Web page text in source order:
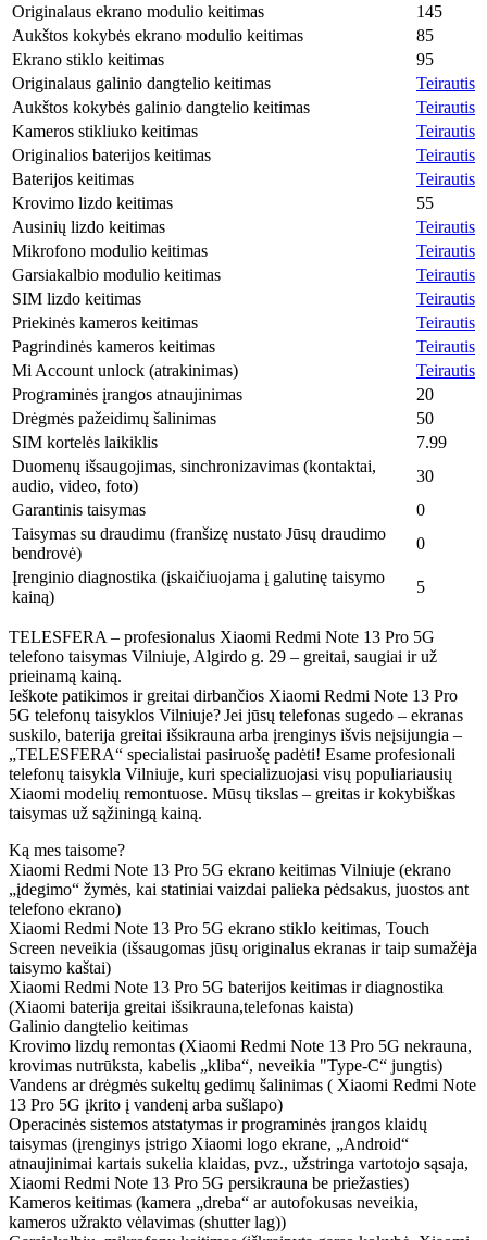
Originalaus ekrano modulio keitimas
145
Aukštos kokybės ekrano modulio keitimas
85
Ekrano stiklo keitimas
95
Originalaus galinio dangtelio keitimas
Teirautis
Aukštos kokybės galinio dangtelio keitimas
Teirautis
Kameros stikliuko keitimas
Teirautis
Originalios baterijos keitimas
Teirautis
Baterijos keitimas
Teirautis
Krovimo lizdo keitimas
55
Ausinių lizdo keitimas
Teirautis
Mikrofono modulio keitimas
Teirautis
Garsiakalbio modulio keitimas
Teirautis
SIM lizdo keitimas
Teirautis
Priekinės kameros keitimas
Teirautis
Pagrindinės kameros keitimas
Teirautis
Mi Account unlock (atrakinimas)
Teirautis
Programinės įrangos atnaujinimas
20
Drėgmės pažeidimų šalinimas
50
SIM kortelės laikiklis
7.99
Duomenų išsaugojimas, sinchronizavimas (kontaktai,
audio, video, foto)
30
Garantinis taisymas
0
Taisymas su draudimu (franšizę nustato Jūsų draudimo
bendrovė)
0
Įrenginio diagnostika (įskaičiuojama į galutinę taisymo
kainą)
5
TELESFERA – profesionalus Xiaomi Redmi Note 13 Pro 5G
telefono taisymas Vilniuje, Algirdo g. 29 – greitai, saugiai ir už
prieinamą kainą.
Ieškote patikimos ir greitai dirbančios Xiaomi Redmi Note 13 Pro
5G telefonų taisyklos Vilniuje? Jei jūsų telefonas sugedo – ekranas
suskilo, baterija greitai išsikrauna arba įrenginys išvis neįsijungia –
„TELESFERA“ specialistai pasiruošę padėti! Esame profesionali
telefonų taisykla Vilniuje, kuri specializuojasi visų populiariausių
Xiaomi modelių remontuose. Mūsų tikslas – greitas ir kokybiškas
taisymas už sąžiningą kainą.
Ką mes taisome?
Xiaomi Redmi Note 13 Pro 5G ekrano keitimas Vilniuje (ekrano
„įdegimo“ žymės, kai statiniai vaizdai palieka pėdsakus, juostos ant
telefono ekrano)
Xiaomi Redmi Note 13 Pro 5G ekrano stiklo keitimas, Touch
Screen neveikia (išsaugomas jūsų originalus ekranas ir taip sumažėja
taisymo kaštai)
Xiaomi Redmi Note 13 Pro 5G baterijos keitimas ir diagnostika
(Xiaomi baterija greitai išsikrauna,telefonas kaista)
Galinio dangtelio keitimas
Krovimo lizdų remontas (Xiaomi Redmi Note 13 Pro 5G nekrauna,
krovimas nutrūksta, kabelis „kliba“, neveikia "Type-C“ jungtis)
Vandens ar drėgmės sukeltų gedimų šalinimas ( Xiaomi Redmi Note
13 Pro 5G įkrito į vandenį arba sušlapo)
Operacinės sistemos atstatymas ir programinės įrangos klaidų
taisymas (įrenginys įstrigo Xiaomi logo ekrane, „Android“
atnaujinimai kartais sukelia klaidas, pvz., užstringa vartotojo sąsaja,
Xiaomi Redmi Note 13 Pro 5G persikrauna be priežasties)
Kameros keitimas (kamera „dreba“ ar autofokusas neveikia,
kameros užrakto vėlavimas (shutter lag))